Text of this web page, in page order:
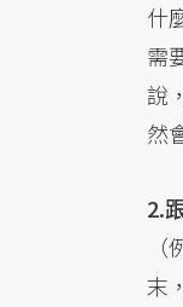
什
需
說
然
2.
末